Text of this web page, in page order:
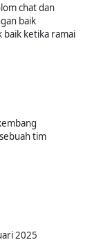
chat dan
baik
baik ketika ramai
tim
2025